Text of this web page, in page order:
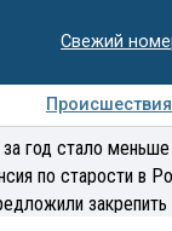
Свежий
Происшествия
год стало
по старости в